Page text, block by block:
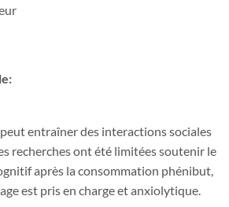
entraîner des interactions sociales
recherches ont été limitées soutenir le
après la consommation phénibut,
est pris en charge et anxiolytique.